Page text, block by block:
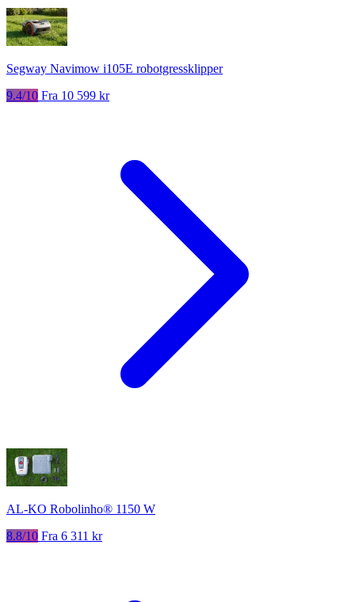
Segway Navimow i105E robotgressklipper
9.4/10 Fra 10 599 kr
AL-KO Robolinho® 1150 W
8.8/10 Fra 6 311 kr